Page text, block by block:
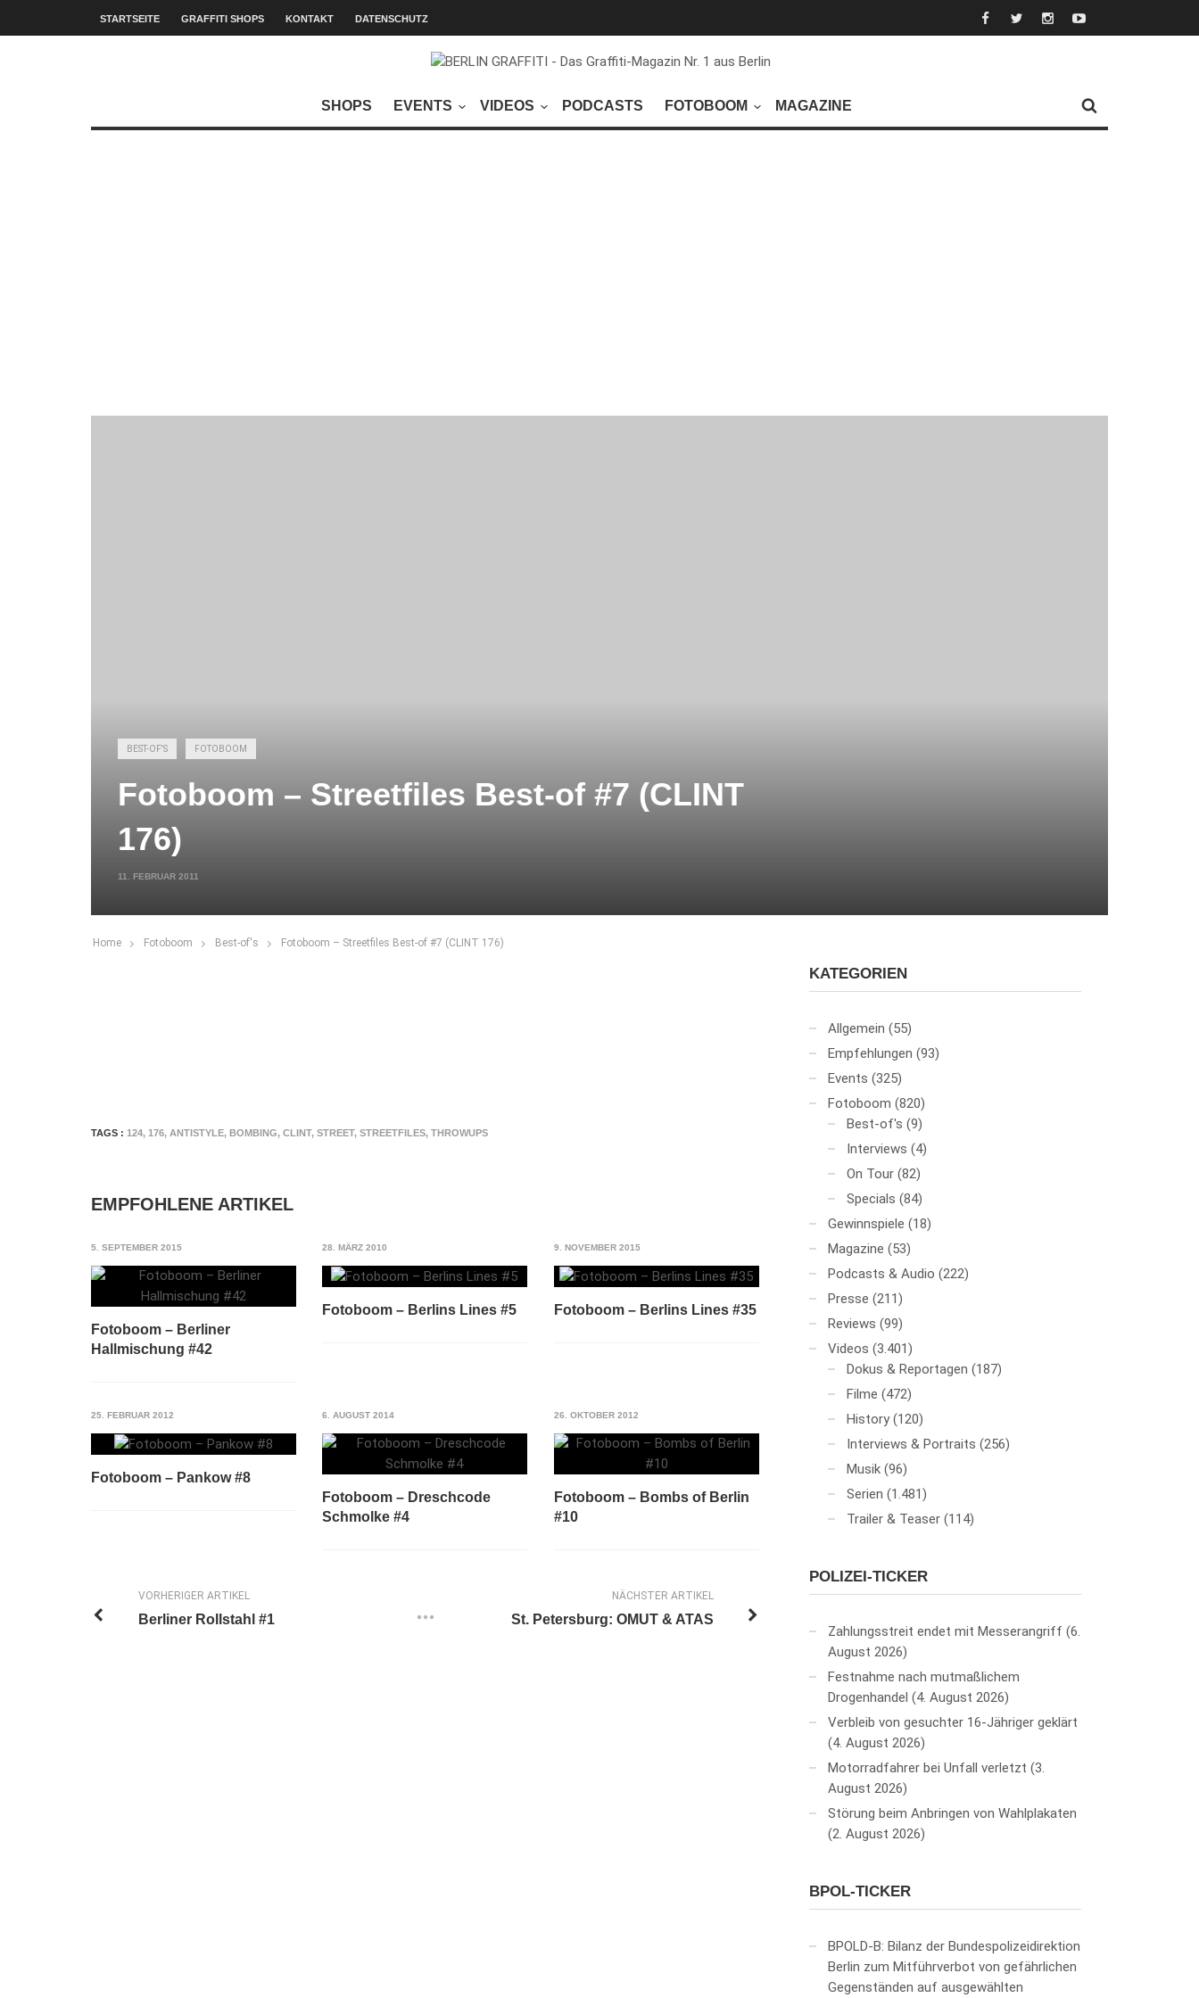
STARTSEITE GRAFFITI SHOPS KONTAKT DATENSCHUTZ
SHOPS EVENTS VIDEOS PODCASTS FOTOBOOM MAGAZINE
BEST-OF'S FOTOBOOM
Fotoboom – Streetfiles Best-of #7 (CLINT
176)
11. FEBRUAR 2011
Home Fotoboom Best-of's Fotoboom – Streetfiles Best-of #7 (CLINT 176)
TAGS : 124, 176, ANTISTYLE, BOMBING, CLINT, STREET, STREETFILES, THROWUPS
EMPFOHLENE ARTIKEL
5. SEPTEMBER 2015
Fotoboom – Berliner
Hallmischung #42
28. MÄRZ 2010
Fotoboom – Berlins Lines #5
9. NOVEMBER 2015
Fotoboom – Berlins Lines #35
25. FEBRUAR 2012
Fotoboom – Pankow #8
6. AUGUST 2014
Fotoboom – Dreschcode
Schmolke #4
26. OKTOBER 2012
Fotoboom – Bombs of Berlin
#10
NÄCHSTER ARTIKEL
St. Petersburg: OMUT & ATAS
VORHERIGER ARTIKEL
Berliner Rollstahl #1
KATEGORIEN
Allgemein (55)
Empfehlungen (93)
Events (325)
Fotoboom (820)
Best-of's (9)
Interviews (4)
On Tour (82)
Specials (84)
Gewinnspiele (18)
Magazine (53)
Podcasts & Audio (222)
Presse (211)
Reviews (99)
Videos (3.401)
Dokus & Reportagen (187)
Filme (472)
History (120)
Interviews & Portraits (256)
Musik (96)
Serien (1.481)
Trailer & Teaser (114)
POLIZEI-TICKER
Zahlungsstreit endet mit Messerangriff 6.
August 2026
Festnahme nach mutmaßlichem
Drogenhandel
4. August 2026
Verbleib von gesuchter 16-Jähriger geklärt
4. August 2026
Motorradfahrer bei Unfall verletzt 3.
August 2026
Störung beim Anbringen von Wahlplakaten
2. August 2026
BPOL-TICKER
BPOLD-B: Bilanz der Bundespolizeidirektion
Berlin zum Mitführverbot von gefährlichen
Gegenständen auf ausgewählten